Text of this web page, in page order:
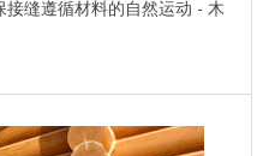
缝遵循材料的自然运动 - 木
以在不增加尺寸的情况下拉
合和隐形或对比。在2至8周完
木材。推荐的应用温度为+